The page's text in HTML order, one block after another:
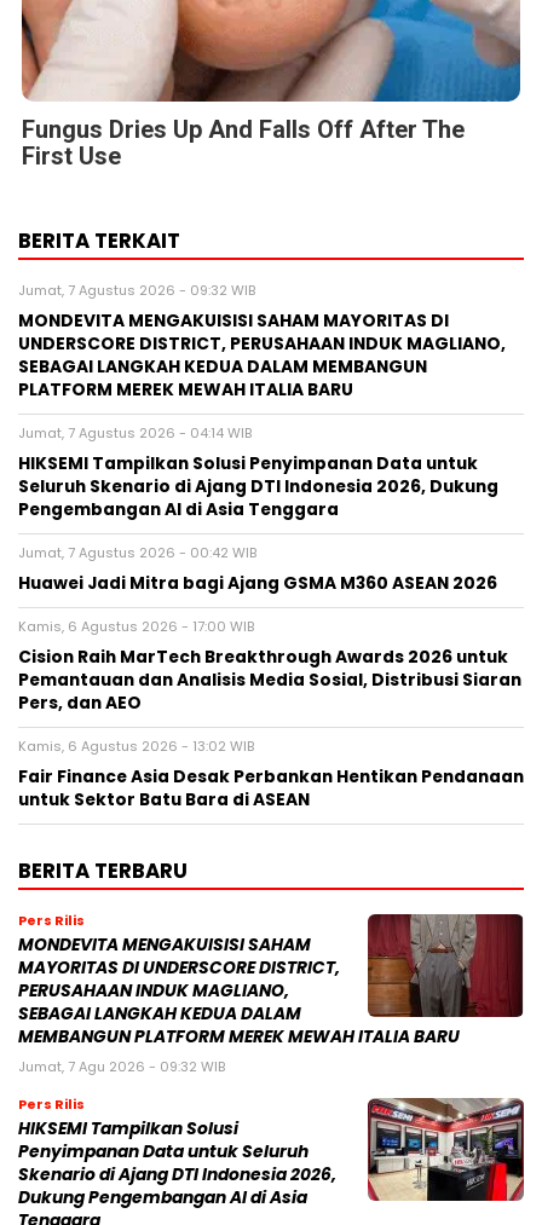
Fungus Dries Up And Falls Off After The
First Use
BERITA TERKAIT
Jumat, 7 Agustus 2026 - 09:32 WIB
MONDEVITA MENGAKUISISI SAHAM MAYORITAS DI
UNDERSCORE DISTRICT, PERUSAHAAN INDUK MAGLIANO,
SEBAGAI LANGKAH KEDUA DALAM MEMBANGUN
PLATFORM MEREK MEWAH ITALIA BARU
Jumat, 7 Agustus 2026 - 04:14 WIB
HIKSEMI Tampilkan Solusi Penyimpanan Data untuk
Seluruh Skenario di Ajang DTI Indonesia 2026, Dukung
Pengembangan AI di Asia Tenggara
Jumat, 7 Agustus 2026 - 00:42 WIB
Huawei Jadi Mitra bagi Ajang GSMA M360 ASEAN 2026
Kamis, 6 Agustus 2026 - 17:00 WIB
Cision Raih MarTech Breakthrough Awards 2026 untuk
Pemantauan dan Analisis Media Sosial, Distribusi Siaran
Pers, dan AEO
Kamis, 6 Agustus 2026 - 13:02 WIB
Fair Finance Asia Desak Perbankan Hentikan Pendanaan
untuk Sektor Batu Bara di ASEAN
BERITA TERBARU
Pers Rilis
MONDEVITA MENGAKUISISI SAHAM
MAYORITAS DI UNDERSCORE DISTRICT,
PERUSAHAAN INDUK MAGLIANO,
SEBAGAI LANGKAH KEDUA DALAM
MEMBANGUN PLATFORM MEREK MEWAH ITALIA BARU
Jumat, 7 Agu 2026 - 09:32 WIB
Pers Rilis
HIKSEMI Tampilkan Solusi
Penyimpanan Data untuk Seluruh
Skenario di Ajang DTI Indonesia 2026,
Dukung Pengembangan AI di Asia